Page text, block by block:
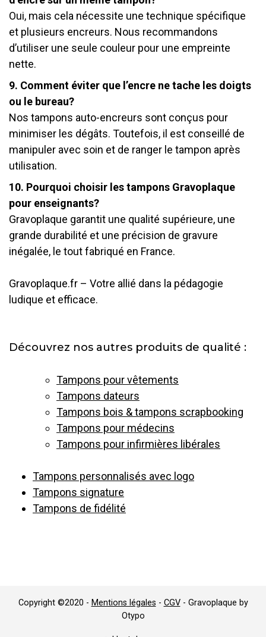
Oui, mais cela nécessite une technique spécifique
et plusieurs encreurs. Nous recommandons
d’utiliser une seule couleur pour une empreinte
nette.
9. Comment éviter que l’encre ne tache les doigts
ou le bureau?
Nos tampons auto-encreurs sont conçus pour
minimiser les dégâts. Toutefois, il est conseillé de
manipuler avec soin et de ranger le tampon après
utilisation.
10. Pourquoi choisir les tampons Gravoplaque
pour enseignants?
Gravoplaque garantit une qualité supérieure, une
grande durabilité et une précision de gravure
inégalée, le tout fabriqué en France.
Gravoplaque.fr – Votre allié dans la pédagogie
ludique et efficace.
Découvrez nos autres produits de qualité :
Tampons pour vêtements
Tampons dateurs
Tampons bois & tampons scrapbooking
Tampons pour médecins
Tampons pour infirmières libérales
Tampons personnalisés avec logo
Tampons signature
Tampons de fidélité
Copyright ©2020 - Mentions légales - CGV- Gravoplaque by
Otypo